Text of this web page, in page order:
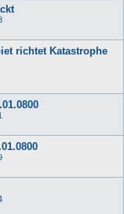
richtet Katastrophe